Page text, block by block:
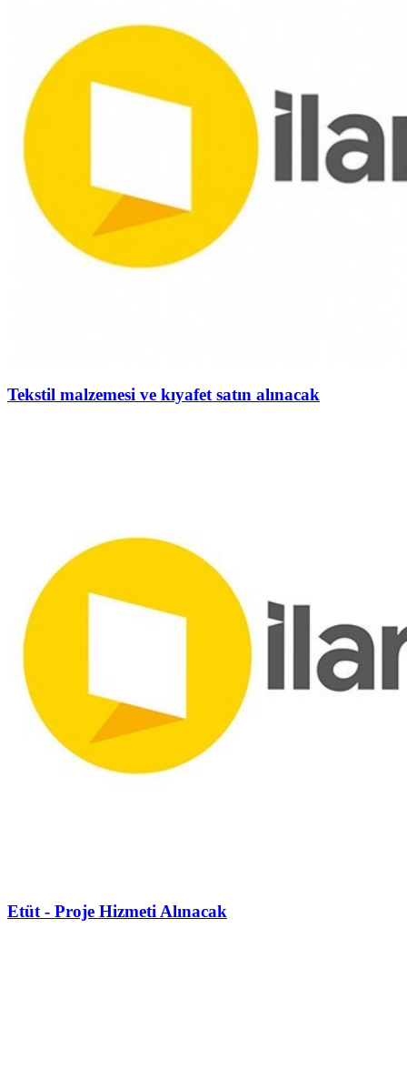
Tekstil malzemesi ve kıyafet satın alınacak
Etüt - Proje Hizmeti Alınacak